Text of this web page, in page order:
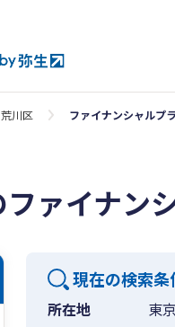
荒川区 ファイナンシャルプ
ァイナン
現在の検索条
所在地
東